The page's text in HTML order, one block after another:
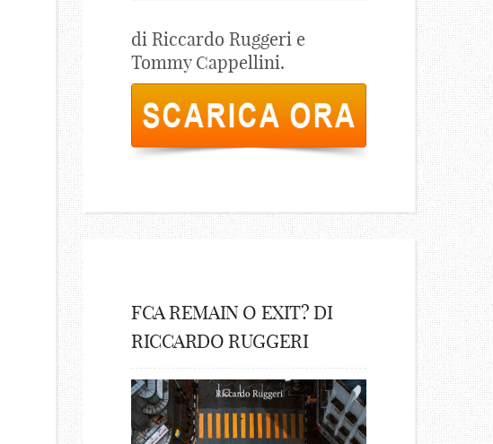
di Riccardo Ruggeri e
Tommy Cappellini.
FCA REMAIN O EXIT? DI
RICCARDO RUGGERI